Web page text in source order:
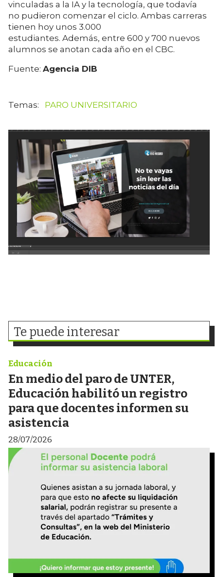
vinculadas a la IA y la tecnología, que todavía
no pudieron comenzar el ciclo. Ambas carreras
tienen hoy unos 3.000
estudiantes. Además, entre 600 y 700 nuevos
alumnos se anotan cada año en el CBC.
Fuente: Agencia DIB
PARO UNIVERSITARIO
Te puede interesar
En medio del paro de UNTER,
Educación habilitó un registro
para que docentes informen su
asistencia
Educación
28/07/2026